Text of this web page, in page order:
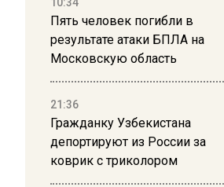
Пять человек погибли в
результате атаки БПЛА на
Московскую область
21:36
Гражданку Узбекистана
депортируют из России за
коврик с триколором